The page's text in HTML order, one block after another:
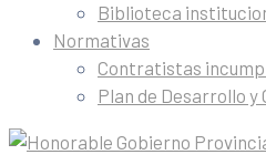
Biblioteca
Normativas
Contratistas
Plan de Desarrollo